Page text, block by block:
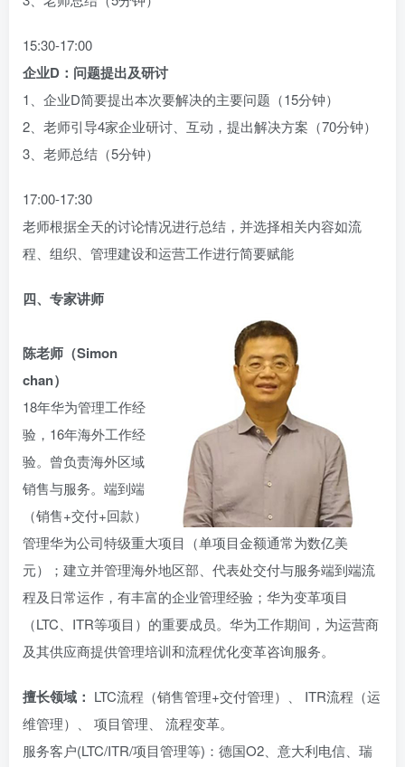
15:30-17:00
企业D：问题提出及研讨
1、企业D简要提出本次要解决的主要问题（15分钟）
2、老师引导4家企业研讨、互动，提出解决方案（70分钟）
3、老师总结（5分钟）
17:00-17:30
老师根据全天的讨论情况进行总结，并选择相关内容如流
程、组织、管理建设和运营工作进行简要赋能
四、专家讲师
陈老师（Simon
chan）
18年华为管理工作经
验，16年海外工作经
验。曾负责海外区域
销售与服务。端到端
（销售+交付+回款）
管理华为公司特级重大项目（单项目金额通常为数亿美
元）；建立并管理海外地区部、代表处交付与服务端到端流
程及日常运作，有丰富的企业管理经验；华为变革项目
（LTC、ITR等项目）的重要成员。华为工作期间，为运营商
及其供应商提供管理培训和流程优化变革咨询服务。
擅长领域： LTC流程（销售管理+交付管理）、 ITR流程（运
维管理）、 项目管理、 流程变革。
服务客户(LTC/ITR/项目管理等)：德国O2、意大利电信、瑞